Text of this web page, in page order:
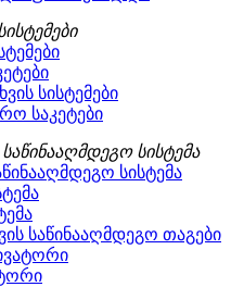
სისტემები
საკეტები
სისტემა
საწინააღმდეგო თაგები